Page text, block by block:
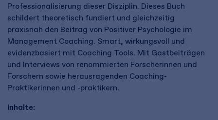
Professionalisierung dieser Disziplin. Dieses Buch
schildert theoretisch fundiert und gleichzeitig
praxisnah den Beitrag von Positiver Psychologie im
Management Coaching. Smart, wirkungsvoll und
evidenzbasiert mit Coaching Tools. Mit Gastbeiträgen
und Interviews von renommierten Forscherinnen und
Forschern sowie herausragenden Coaching-
Praktikerinnen und -praktikern.
Inhalte: